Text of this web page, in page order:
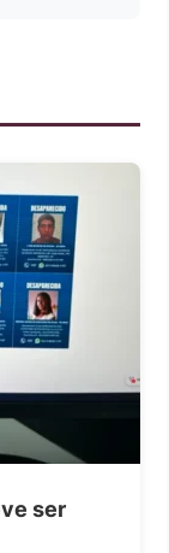
ser